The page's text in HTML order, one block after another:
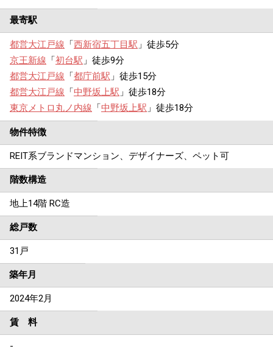
最寄駅
都営大江戸線 「西新宿五丁目駅 」徒歩5分
京王新線 「初台駅 」徒歩9分
都営大江戸線 「都庁前駅 」徒歩15分
都営大江戸線 「中野坂上駅 」徒歩18分
東京メトロ丸ノ内線 「中野坂上駅 」徒歩18分
物件特徴
REIT系ブランドマンション、デザイナーズ、ペット可
階数構造
地上14階 RC造
総戸数
31戸
築年月
2024年2月
賃 料
-